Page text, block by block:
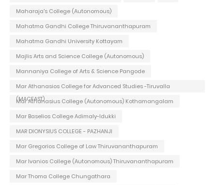
Maharaja's College (Autonomous)
Mahatma Gandhi College Thiruvananthapuram
Mahatma Gandhi University Kottayam
Majlis Arts and Science College (Autonomous)
Mannaniya College of Arts & Science Pangode
Mar Athanasios College for Advanced Studies -Tiruvalla
(MACFAST)
Mar Athanasius College (Autonomous) Kothamangalam
Mar Baselios College Adimaly-Idukki
MAR DIONYSIUS COLLEGE - PAZHANJI
Mar Gregorios College of Law Thiruvananthapuram
Mar Ivanios College (Autonomous) Thiruvananthapuram
Mar Thoma College Chungathara